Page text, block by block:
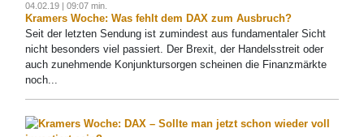
04.02.19 | 09:07 min.
Kramers Woche: Was fehlt dem DAX zum Ausbruch?
Seit der letzten Sendung ist zumindest aus fundamentaler Sicht
nicht besonders viel passiert. Der Brexit, der Handelsstreit oder
auch zunehmende Konjunktursorgen scheinen die Finanzmärkte
noch...